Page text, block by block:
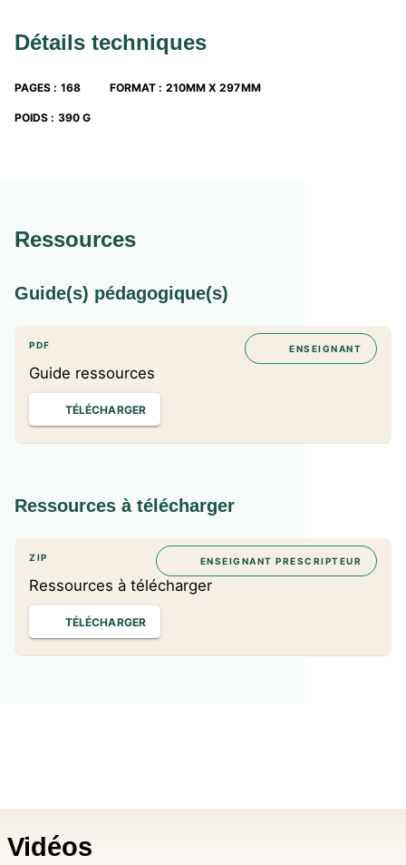
Détails techniques
PAGES : 168 FORMAT : 210MM X 297MM
POIDS : 390 G
Ressources
Guide(s) pédagogique(s)
PDF
Guide ressources
ENSEIGNANT
TÉLÉCHARGER
Ressources à télécharger
ZIP
Ressources à télécharger
ENSEIGNANT PRESCRIPTEUR
TÉLÉCHARGER
Vidéos